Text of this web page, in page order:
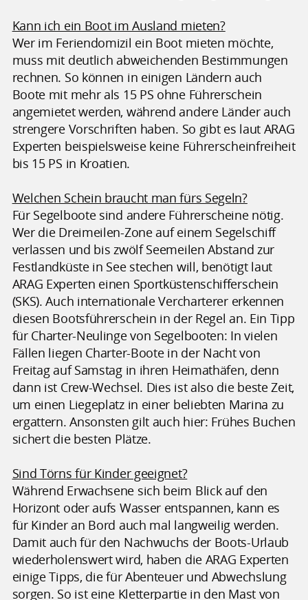
Kann ich ein Boot im Ausland mieten?
Wer im Feriendomizil ein Boot mieten möchte,
muss mit deutlich abweichenden Bestimmungen
rechnen. So können in einigen Ländern auch
Boote mit mehr als 15 PS ohne Führerschein
angemietet werden, während andere Länder auch
strengere Vorschriften haben. So gibt es laut ARAG
Experten beispielsweise keine Führerscheinfreiheit
bis 15 PS in Kroatien.
Welchen Schein braucht man fürs Segeln?
Für Segelboote sind andere Führerscheine nötig.
Wer die Dreimeilen-Zone auf einem Segelschiff
verlassen und bis zwölf Seemeilen Abstand zur
Festlandküste in See stechen will, benötigt laut
ARAG Experten einen Sportküstenschifferschein
(SKS). Auch internationale Vercharterer erkennen
diesen Bootsführerschein in der Regel an. Ein Tipp
für Charter-Neulinge von Segelbooten: In vielen
Fällen liegen Charter-Boote in der Nacht von
Freitag auf Samstag in ihren Heimathäfen, denn
dann ist Crew-Wechsel. Dies ist also die beste Zeit,
um einen Liegeplatz in einer beliebten Marina zu
ergattern. Ansonsten gilt auch hier: Frühes Buchen
sichert die besten Plätze.
Sind Törns für Kinder geeignet?
Während Erwachsene sich beim Blick auf den
Horizont oder aufs Wasser entspannen, kann es
für Kinder an Bord auch mal langweilig werden.
Damit auch für den Nachwuchs der Boots-Urlaub
wiederholenswert wird, haben die ARAG Experten
einige Tipps, die für Abenteuer und Abwechslung
sorgen. So ist eine Kletterpartie in den Mast von